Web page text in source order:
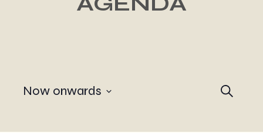
E
Search
Now onwards